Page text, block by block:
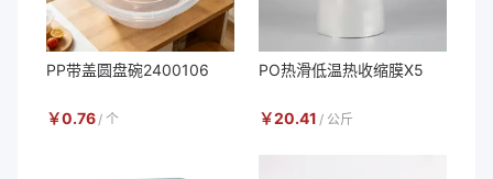
PP带盖圆盘碗2400106
￥0.76 / 个
PO热滑低温热收缩膜X5
￥20.41 / 公斤